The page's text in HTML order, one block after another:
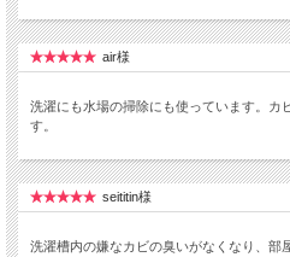
air様
洗濯にも水場の掃除にも使っています。カ
す。
seititin様
洗濯槽内の嫌なカビの臭いがなくなり、部